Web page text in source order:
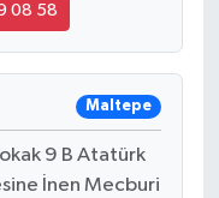
08 58
Maltepe
9 B Atatürk
İnen Mecburi